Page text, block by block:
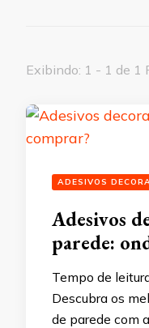
Exibindo: 1 - 1 de 1
ADESIVOS
Adesivos
parede:
Tempo de
Descubra os
de parede com